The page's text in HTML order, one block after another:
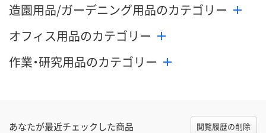
造園用品/ガーデニング用品のカテゴリー
オフィス用品のカテゴリー
作業・研究用品のカテゴリー
あなたが最近チェックした商品 閲覧履歴の削除